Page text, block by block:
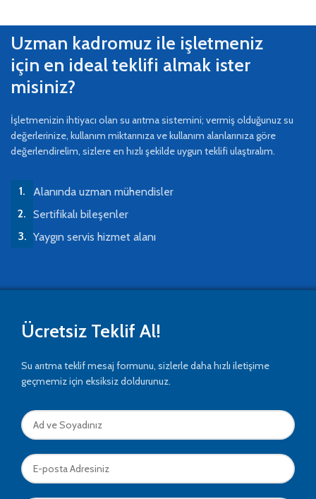
Uzman kadromuz ile işletmeniz
için en ideal teklifi almak ister
misiniz?
İşletmenizin ihtiyacı olan su arıtma sistemini; vermiş olduğunuz su
değerlerinize, kullanım miktarınıza ve kullanım alanlarınıza göre
değerlendirelim, sizlere en hızlı şekilde uygun teklifi ulaştıralım.
Alanında uzman mühendisler
Sertifikalı bileşenler
Yaygın servis hizmet alanı
Ücretsiz Teklif Al!
Su arıtma teklif mesaj formunu, sizlerle daha hızlı iletişime
geçmemiz için eksiksiz doldurunuz.